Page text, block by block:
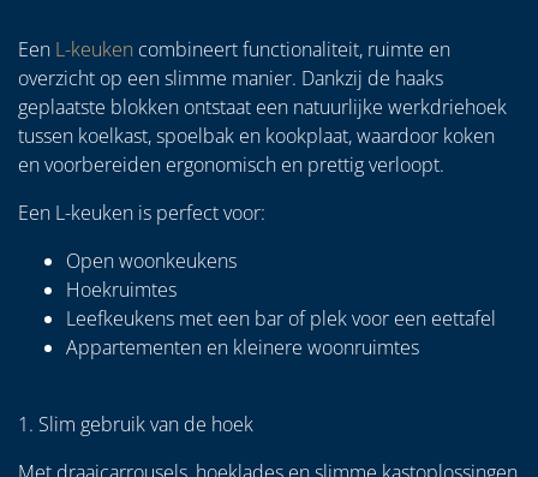
Een L-keuken combineert functionaliteit, ruimte en
overzicht op een slimme manier. Dankzij de haaks
geplaatste blokken ontstaat een natuurlijke werkdriehoek
tussen koelkast, spoelbak en kookplaat, waardoor koken
en voorbereiden ergonomisch en prettig verloopt.
Een L-keuken is perfect voor:
Open woonkeukens
Hoekruimtes
Leefkeukens met een bar of plek voor een eettafel
Appartementen en kleinere woonruimtes
1. Slim gebruik van de hoek